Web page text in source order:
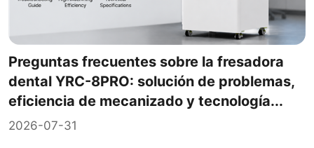
Preguntas frecuentes sobre la fresadora
dental YRC-8PRO: solución de problemas,
eficiencia de mecanizado y tecnología...
2026-07-31